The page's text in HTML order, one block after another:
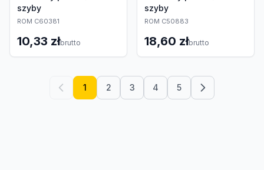
szyby
ROM C60381
10,33 złbrutto
szyby
ROM C50883
18,60 złbrutto
1 2 3 4 5